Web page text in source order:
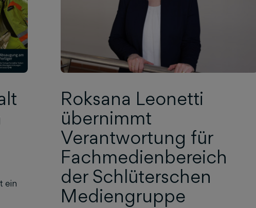
ein
Roksana Leonetti
übernimmt
Verantwortung für
Fachmedienbereich
der Schlüterschen
Mediengruppe